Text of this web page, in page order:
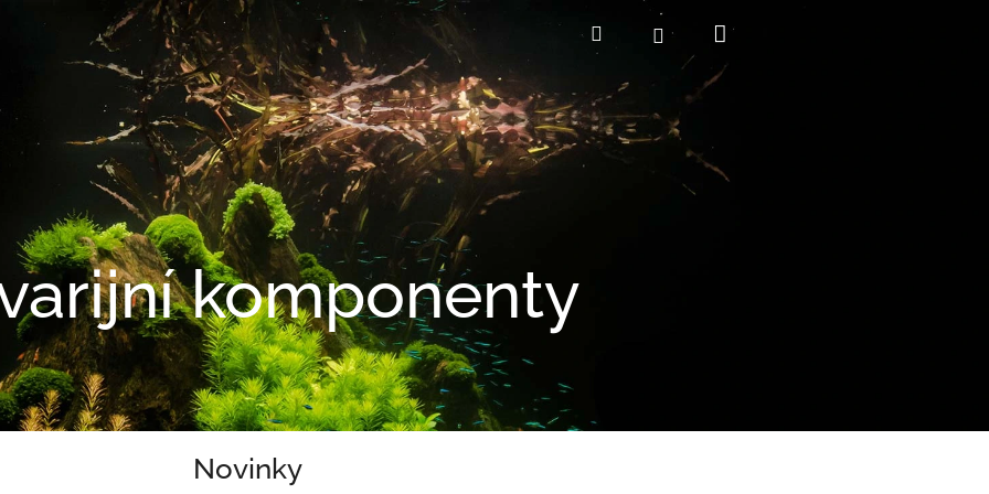
Hledat PřihlášeníNákupní
komponenty
Novinky